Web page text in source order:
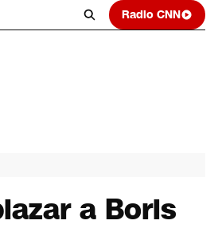
Radio CNN
a Boris